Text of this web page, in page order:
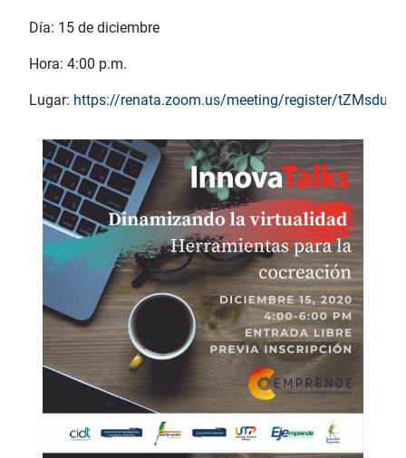
Día: 15 de diciembre
Hora: 4:00 p.m.
Lugar: https://renata.zoom.us/meeting/register/